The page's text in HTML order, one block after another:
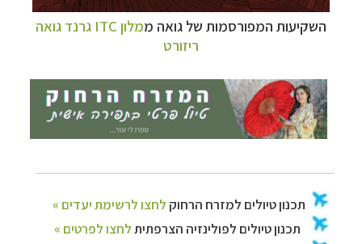
השקיעות המפורסמות של גואה ממלון ITC גרנד גואה
ריזורט
טיולים למזרח הרחוק
תכנון טיולים לאוסטרליה וניו זילנד לחצו לרשימת
ההצעות »